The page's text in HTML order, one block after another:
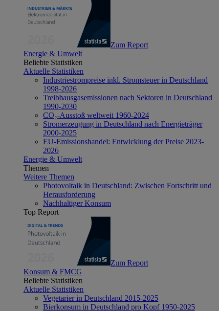
Zum Report
Energie & Umwelt
Beliebte Statistiken
Aktuelle Statistiken
Industriestrompreise inkl. Stromsteuer in Deutschland
1998-2026
Treibhausgasemissionen nach Sektoren in Deutschland
1990-2030
CO₂-Ausstoß weltweit 1960-2024
Stromerzeugung in Deutschland nach Energieträger
2000-2025
EU-Emissionshandel: Entwicklung der Preise 2023-
2026
Energie & Umwelt
Themen
Weitere Themen
Photovoltaik in Deutschland: Zwischen Fortschritt und
Herausforderung
Nachhaltiger Konsum
Top Report
Zum Report
Konsum & FMCG
Beliebte Statistiken
Aktuelle Statistiken
Vegetarier in Deutschland 2015-2025
Bierkonsum in Deutschland pro Kopf 1950-2025